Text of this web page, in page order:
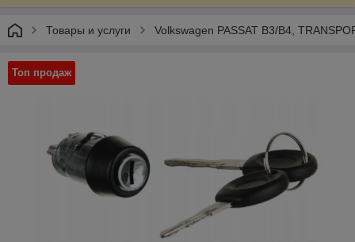
Товары и услуги Volkswagen PASSAT B3/B4,
Топ продаж